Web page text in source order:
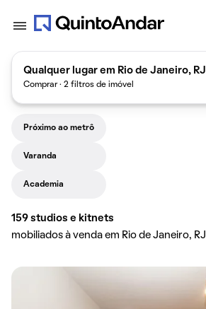
Qualquer lugar em Rio de Janeiro, RJ
Comprar · 2 filtros de imóvel
Próximo ao metrô
Varanda
Academia
159 studios e kitnets
mobiliados à venda em Rio de Janeiro, RJ